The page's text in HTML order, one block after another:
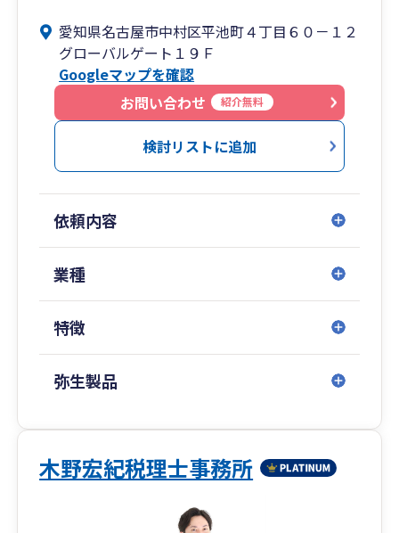
愛知県名古屋市中村区平池町４丁目６０－１２
グローバルゲート１９Ｆ
Googleマップを確認
お問い合わせ
紹介無料
検討リストに追加
依頼内容
業種
特徴
弥生製品
木野宏紀税理士事務所